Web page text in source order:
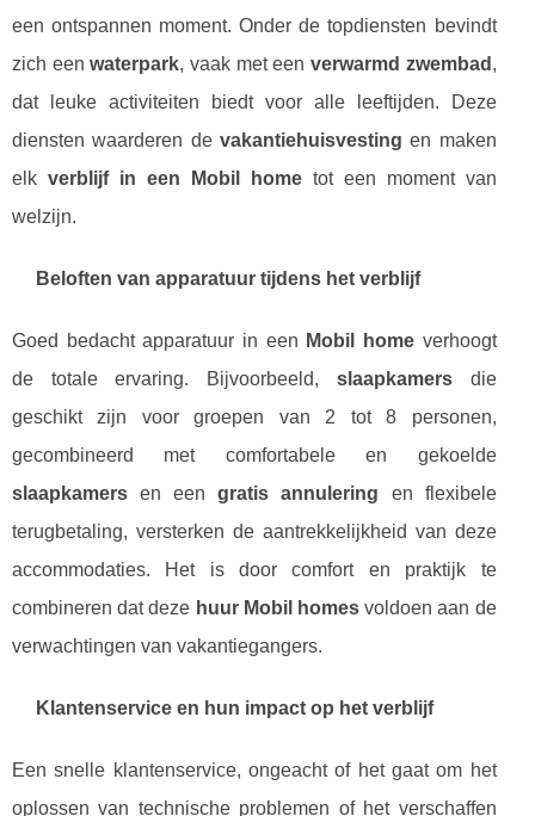
een ontspannen moment. Onder de topdiensten bevindt
zich eenwaterpark, vaak met een verwarmd zwembad ,
dat leuke activiteiten biedt voor alle leeftijden. Deze
diensten waarderen de vakantiehuisvesting en maken
elk verblijf in een Mobil hometot een moment van
welzijn.
Beloften van apparatuur tijdens het verblijf
Goed bedacht apparatuur in een Mobil homeverhoogt
de totale ervaring. Bijvoorbeeld, slaapkamersdie
geschikt zijn voor groepen van 2 tot 8 personen,
gecombineerd met comfortabele en gekoelde
slaapkamers en eengratis annulering en flexibele
terugbetaling, versterken de aantrekkelijkheid van deze
accommodaties. Het is door comfort en praktijk te
combineren dat deze huur Mobil homes voldoen aan de
verwachtingen van vakantiegangers.
Klantenservice en hun impact op het verblijf
Een snelle klantenservice, ongeacht of het gaat om het
oplossen van technische problemen of het verschaffen